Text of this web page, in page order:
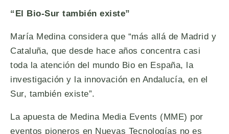
“El Bio-Sur también existe”
María Medina considera que “más allá de Madrid y
Cataluña, que desde hace años concentra casi
toda la atención del mundo Bio en España, la
investigación y la innovación en Andalucía, en el
Sur, también existe”.
La apuesta de Medina Media Events (MME) por
eventos pioneros en Nuevas Tecnologías no es